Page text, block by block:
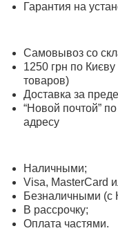
Гарантия на
Самовывоз со
1250 грн по
товаров)
Доставка за
“Новой почтой”
адресу
Наличными;
Visa, MasterСard
Безналичными
В рассрочку;
Оплата частями.